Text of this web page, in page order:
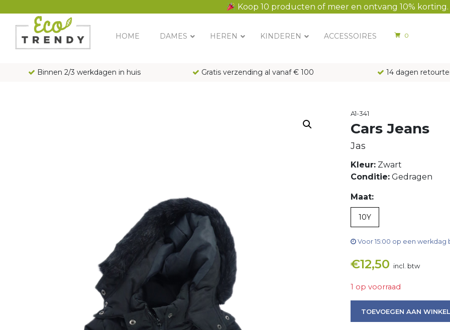
Koop 10 producten of meer en ontvang 10% korting.
Main Navigation
HOME DAMES HEREN KINDEREN ACCESSOIRES 0
Binnen 2/3 werkdagen in huis Gratis verzending al vanaf € 100 14 dagen
A1-341
Cars Jeans
Jas
Kleur: Zwart
Conditie: Gedragen
Maat:
10Y
Voor 15:00 op een
€12,50 incl. btw
1 op voorraad
TOEVOEGEN AAN